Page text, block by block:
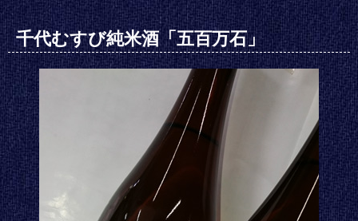
千代むすび純米酒「五百万石」